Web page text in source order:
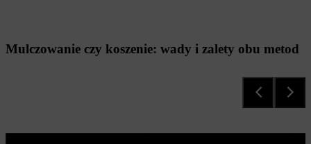
Mulczowanie czy koszenie: wady i zalety obu metod